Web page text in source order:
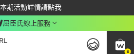
本期活動詳情請點我
下載app最高回饋$350
屈臣氏線上服務
0